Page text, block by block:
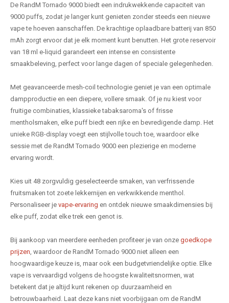
De RandM Tornado 9000 biedt een indrukwekkende capaciteit van
9000 puffs, zodat je langer kunt genieten zonder steeds een nieuwe
vape te hoeven aanschaffen. De krachtige oplaadbare batterij van 850
mAh zorgt ervoor dat je elk moment kunt benutten. Het grote reservoir
van 18 ml e-liquid garandeert een intense en consistente
smaakbeleving, perfect voor lange dagen of speciale gelegenheden.
Met geavanceerde mesh-coil technologie geniet je van een optimale
dampproductie en een diepere, vollere smaak. Of je nu kiest voor
fruitige combinaties, klassieke tabaksaroma's of frisse
mentholsmaken, elke puff biedt een rijke en bevredigende damp. Het
unieke RGB-display voegt een stijlvolle touch toe, waardoor elke
sessie met de RandM Tornado 9000 een plezierige en moderne
ervaring wordt.
Kies uit 48 zorgvuldig geselecteerde smaken, van verfrissende
fruitsmaken tot zoete lekkernijen en verkwikkende menthol.
Personaliseer je vape-ervaring en ontdek nieuwe smaakdimensies bij
elke puff, zodat elke trek een genot is.
Bij aankoop van meerdere eenheden profiteer je van onze goedkope
prijzen , waardoor de RandM Tornado 9000 niet alleen een
hoogwaardige keuze is, maar ook een budgetvriendelijke optie. Elke
vape is vervaardigd volgens de hoogste kwaliteitsnormen, wat
betekent dat je altijd kunt rekenen op duurzaamheid en
betrouwbaarheid. Laat deze kans niet voorbijgaan om de RandM